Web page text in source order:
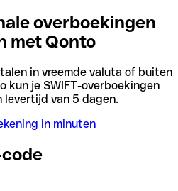
overboekingen
met Qonto
in vreemde valuta of buiten
kun je SWIFT-overboekingen
levertijd van 5 dagen.
in minuten
code